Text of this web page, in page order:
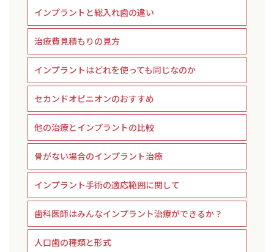
インプラントと総入れ歯の違い
治療費見積もりの見方
インプラントはどれを使っても同じなのか
セカンドオピニオンのおすすめ
他の治療とインプラントの比較
骨がない場合のインプラント治療
インプラント手術の適応範囲に関して
歯科医師はみんなインプラント治療ができるか？
人口歯の種類と形式